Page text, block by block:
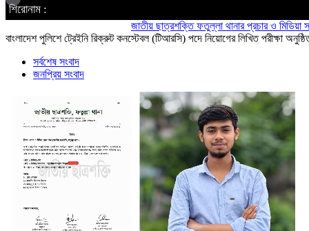
শিরোনাম :
জাতীয় ছাত্রশক্তি ফতুল্লা থানার প্রচার ও মিডিয়া সম্পাদক
বাংলাদেশ পুলিশে ট্রেইনি রিক্রুট কনস্টেবল (টিআরসি) পদে নিয়োগের লিখিত পরীক্ষা
সর্বশেষ সংবাদ
জনপ্রিয় সংবাদ